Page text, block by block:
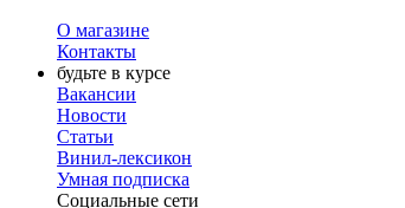
О магазине
Контакты
будьте в курсе
Вакансии
Новости
Статьи
Винил-лексикон
Умная подписка
Социальные сети